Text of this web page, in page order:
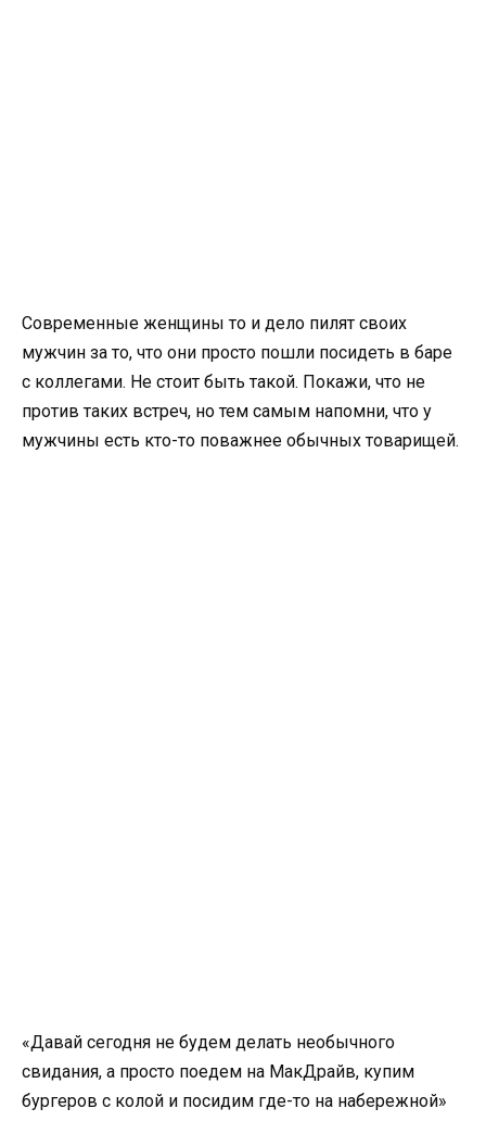
Современные женщины то и дело пилят своих
мужчин за то, что они просто пошли посидеть в баре
с коллегами. Не стоит быть такой. Покажи, что не
против таких встреч, но тем самым напомни, что у
мужчины есть кто-то поважнее обычных товарищей.
«Давай сегодня не будем делать необычного
свидания, а просто поедем на МакДрайв, купим
бургеров с колой и посидим где-то на набережной»